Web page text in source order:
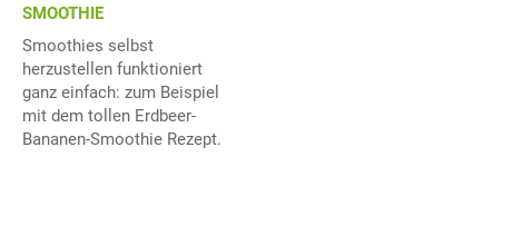
SMOOTHIE
Smoothies selbst
herzustellen funktioniert
ganz einfach: zum Beispiel
mit dem tollen Erdbeer-
Bananen-Smoothie Rezept.